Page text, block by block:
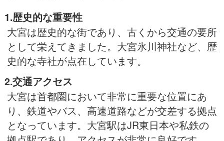
1.歴史的な重要性
大宮は歴史的な街であり、古くから交通の要所
として栄えてきました。大宮氷川神社など、歴
史的な寺社が点在しています。
2.交通アクセス
大宮は首都圏において非常に重要な位置にあ
り、鉄道やバス、高速道路などが交差する拠点
となっています。大宮駅はJR東日本や私鉄の